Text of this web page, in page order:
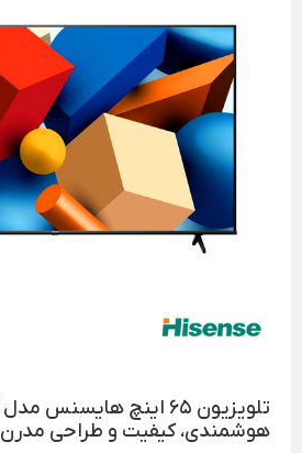
هوشمندی، کیفیت و طراحی مدرن